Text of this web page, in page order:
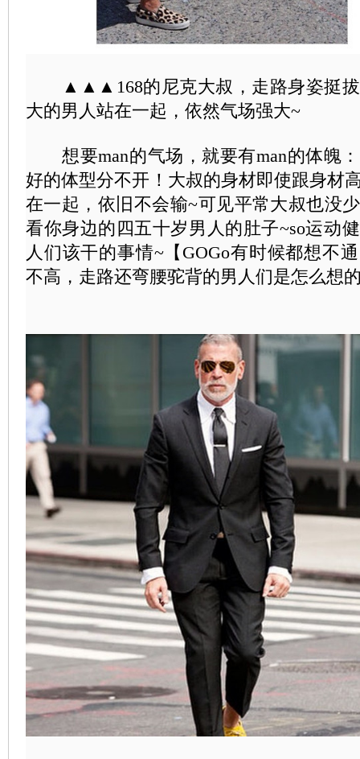
▲▲▲168的尼克大叔，走路身姿挺拔
大的男人站在一起，依然气场强大~
想要man的气场，就要有man的体魄：
好的体型分不开！大叔的身材即使跟身材
在一起，依旧不会输~可见平常大叔也没
看你身边的四五十岁男人的肚子~so运动
人们该干的事情~【GOGo有时候都想不
不高，走路还弯腰驼背的男人们是怎么想